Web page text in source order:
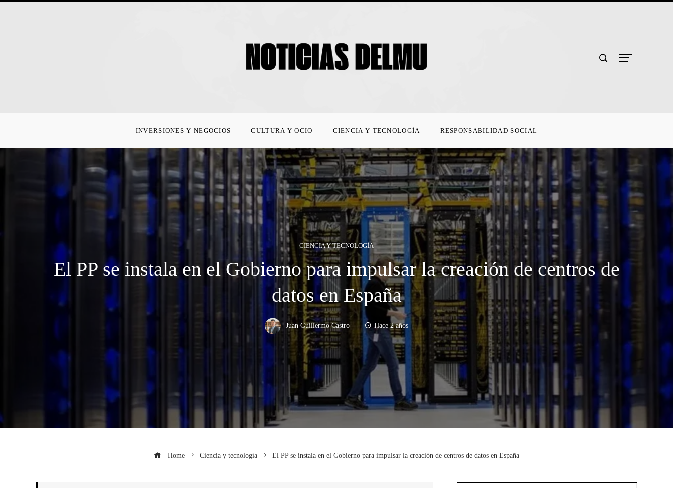
INVERSIONES Y NEGOCIOS CULTURA Y OCIO CIENCIA Y TECNOLOGÍA RESPONSABILIDAD SOCIAL
CIENCIA Y TECNOLOGÍA
El PP se instala en el Gobierno para impulsar la creación de centros de
datos en España
Juan Guillermo Castro Hace 2 años
Home Ciencia y tecnología El PP se instala en el Gobierno para impulsar la creación de centros de datos en España